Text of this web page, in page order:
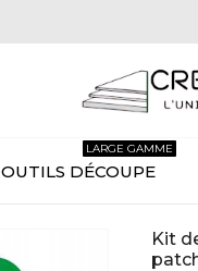
OUTILS DÉCOUPE
LARGE GAMME
Kit